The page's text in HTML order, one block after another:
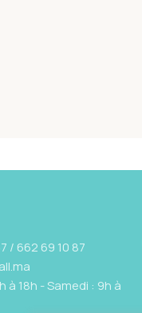
/ 662 69 10 87
à 18h - Samedi : 9h à